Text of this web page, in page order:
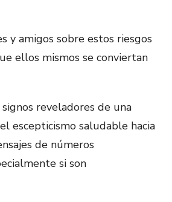
y amigos sobre estos riesgos
ellos mismos se conviertan
reveladores de una
escepticismo saludable hacia
de números
si son